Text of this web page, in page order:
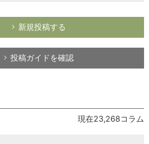
新規投稿する
投稿ガイドを確認
現在23,268コラム